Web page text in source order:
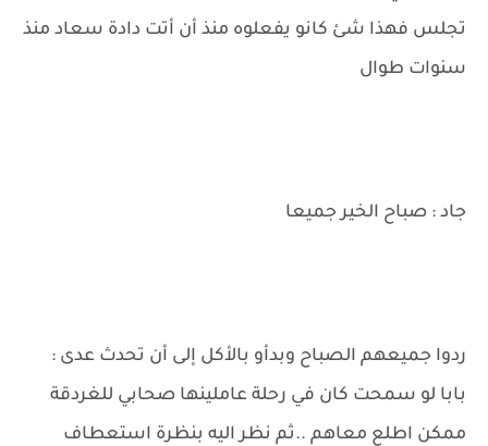
تجلس فهذا شئ كانو يفعلوه منذ أن أتت دادة سعاد منذ
سنوات طوال
جاد : صباح الخير جميعا
ردوا جميعهم الصباح وبدأو بالأكل إلى أن تحدث عدى :
بابا لو سمحت كان في رحلة عاملينها صحابي للغردقة
ممكن اطلع معاهم ..ثم نظر اليه بنظرة استعطاف